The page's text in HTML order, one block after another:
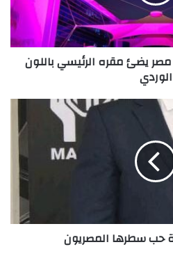
يضئ مقره الرئيسي باللون
الوردي